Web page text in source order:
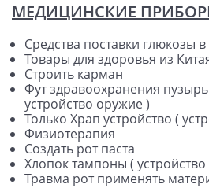
МЕДИЦИНСКИЕ
Средства поставки глюкозы
Товары для здоровья из
Строить карман
Фут здравоохранения
устройство оружие )
Только Храп устройство (
Физиотерапия
Создать рот паста
Хлопок тампоны (
Травма рот применять